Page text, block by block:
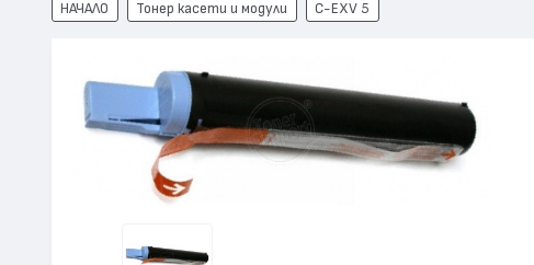
НАЧАЛО Тонер касети и модули C-EXV 5